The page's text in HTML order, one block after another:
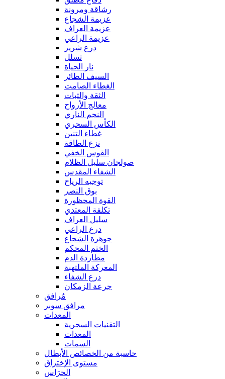
رشاقة ومرونة
عزيمة الشجاع
عزيمة العراف
عزيمة الراعي
درع شرير
تسلل
نار الحياة
السيف الطائر
الغطاء الصامت
الثقة والثبات
معالج الأرواح
النجم الناري
الكأس السحري
غطاء التنين
نزع الطاقة
القوس الخفي
صولجان سليل الظلام
الشفاء المقدس
توجيه الرياح
بوق النصر
القوة المحظورة
تكلفة المعتدي
سليل العراف
درع الراعي
جوهرة الشجاع
الختم المحكم
مطاردة الدم
المعركة الملتهبة
درع الشفاء
جرعة الزمكان
مُرافق
مرافق سوبر
المعدات
التقنيات السحرية
المعدات
السمات
حاسبة من الخصائص الأبطال
مستوى الإختراق
الحرَاس